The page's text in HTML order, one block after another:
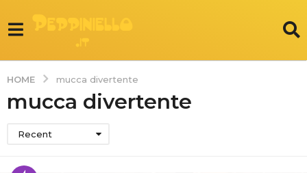
HOME mucca divertente
mucca divertente
Recent